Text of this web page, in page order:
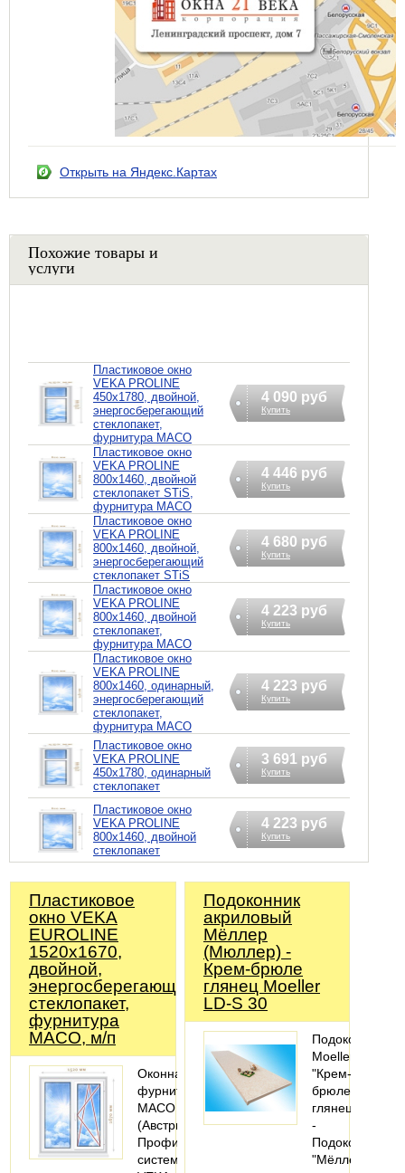
Открыть на Яндекс.Картах
Похожие товары и
услуги
Пластиковое окно
VEKA PROLINE
450х1780, двойной,
энергосберегающий
стеклопакет,
фурнитура MACO
4 090 руб
Купить
Пластиковое окно
VEKA PROLINE
800х1460, двойной
стеклопакет STiS,
фурнитура MACO
4 446 руб
Купить
Пластиковое окно
VEKA PROLINE
800х1460, двойной,
энергосберегающий
стеклопакет STiS
4 680 руб
Купить
Пластиковое окно
VEKA PROLINE
800х1460, двойной
стеклопакет,
фурнитура MACO
4 223 руб
Купить
Пластиковое окно
VEKA PROLINE
800х1460, одинарный,
энергосберегающий
стеклопакет,
фурнитура MACO
4 223 руб
Купить
Пластиковое окно
VEKA PROLINE
450х1780, одинарный
стеклопакет
3 691 руб
Купить
Пластиковое окно
VEKA PROLINE
800х1460, двойной
стеклопакет
4 223 руб
Купить
Пластиковое
окно VEKA
EUROLINE
1520х1670,
двойной,
энергосберегающий
стеклопакет,
фурнитура
MACO, м/п
Оконная
фурнитура
MACO
(Австрия).
Профильная
система:
Подоконник
акриловый
Мёллер
(Мюллер) -
Крем-брюле
глянец Moeller
LD-S 30
Подоконник
Moeller
"Крем-
брюле"
глянец
-
Подоконники
"Мёллер"